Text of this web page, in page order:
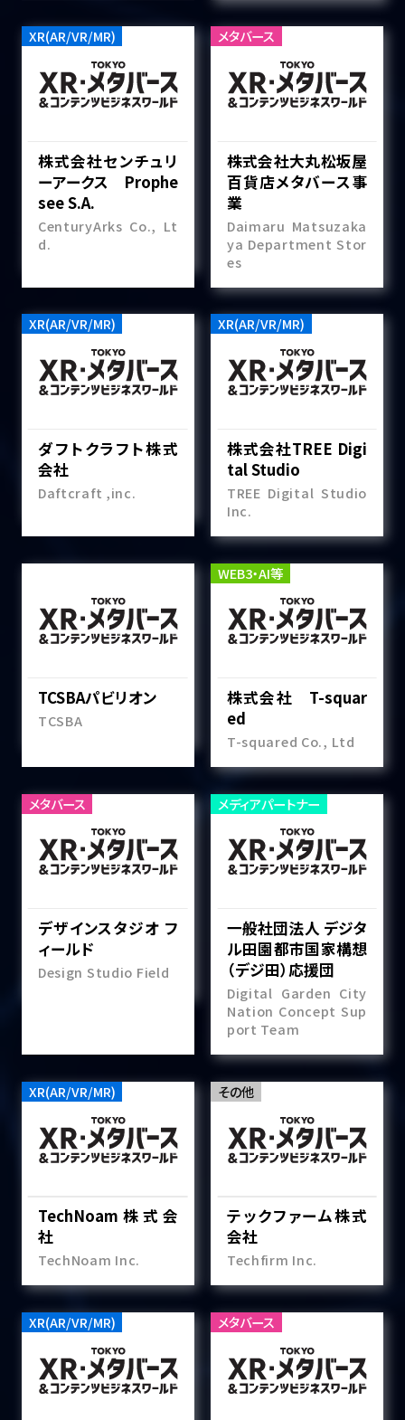
XR(AR/VR/MR)
株式会社センチュリ
ーアークス Prophe
see S.A.
CenturyArks Co., Lt
d.
メタバース
株式会社大丸松坂屋
百貨店メタバース事
業
Daimaru Matsuzaka
ya Department Stor
es
XR(AR/VR/MR)
ダフトクラフト株式
会社
Daftcraft ,inc.
XR(AR/VR/MR)
株式会社TREE Digi
tal Studio
TREE Digital Studio
Inc.
TCSBAパビリオン
TCSBA
WEB3・AI等
株式会社 T-squar
ed
T-squared Co., Ltd
メタバース
デザインスタジオ フ
ィールド
Design Studio Field
メディアパートナー
一般社団法人 デジタ
ル田園都市国家構想
（デジ田）応援団
Digital Garden City
Nation Concept Sup
port Team
XR(AR/VR/MR)
TechNoam株式会
社
TechNoam Inc.
その他
テックファーム株式
会社
Techfirm Inc.
XR(AR/VR/MR) メタバース